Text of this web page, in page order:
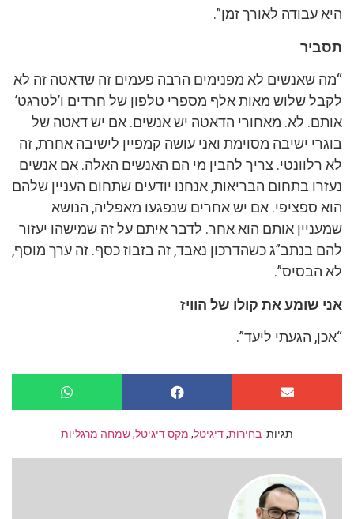
היא עבודה לאורך זמן”.
תסביר
“מה שאנשים לא מפנימים הרבה פעמים זה שדאטה זה לא
לקבל שלוש מאות אלף מספרי טלפון של חרדים ו’לטרגט’
אותם. לא. מאחורי הדאטה יש אנשים. אם יש דאטה של
בוגרי ישיבה מסוימת ואני עושה קמפיין לישיבה אחרת, זה
לא רלוונטי. צריך להבין מי הם האנשים האלה. אם אנשים
נעזרו בתחום הבריאות, אנחנו יודעים שתחום העניין שלהם
הוא ספציפי. אם יש אחרים שנפגעו מאפליה, הנושא
שמעניין אותם הוא אחר. לדבר איתם על זה שמישהו יעזור
להם בנתב”ג כשהדרכון נאבד, זה בזבוז כסף. זה ערך מוסף,
לא הבסיס”.
אני שומע את קולו של הוויז
“אכן, הגעתי ליעד”.
תגיות: בחירות,דיגיטל, מקס דיגיטל,שמחה מרגליות